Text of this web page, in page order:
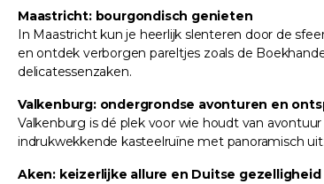
Maastricht: bourgondisch genieten
In Maastricht kun je heerlijk slenteren door de
en ontdek verborgen pareltjes zoals de
delicatessenzaken.
Valkenburg: ondergrondse avonturen en
Valkenburg is dé plek voor wie houdt van
indrukwekkende kasteelruïne met panoramisch
Aken: keizerlijke allure en Duitse gezelligheid